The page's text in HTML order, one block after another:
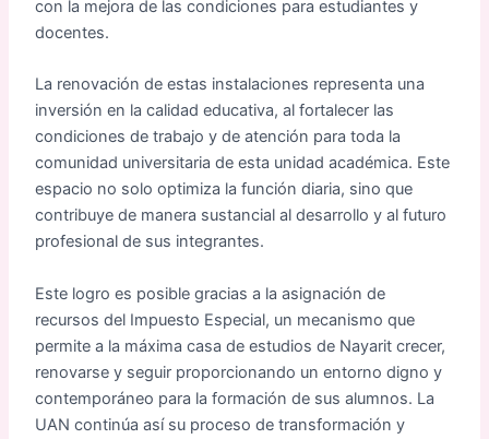
con la mejora de las condiciones para estudiantes y
docentes.
La renovación de estas instalaciones representa una
inversión en la calidad educativa, al fortalecer las
condiciones de trabajo y de atención para toda la
comunidad universitaria de esta unidad académica. Este
espacio no solo optimiza la función diaria, sino que
contribuye de manera sustancial al desarrollo y al futuro
profesional de sus integrantes.
Este logro es posible gracias a la asignación de
recursos del Impuesto Especial, un mecanismo que
permite a la máxima casa de estudios de Nayarit crecer,
renovarse y seguir proporcionando un entorno digno y
contemporáneo para la formación de sus alumnos. La
UAN continúa así su proceso de transformación y